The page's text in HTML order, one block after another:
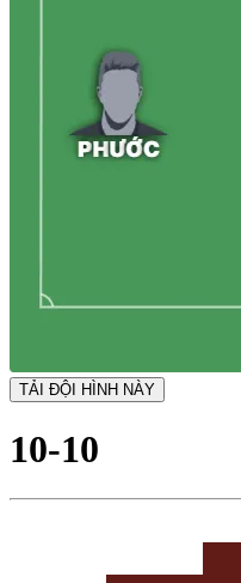
TẢI ĐỘI HÌNH NÀY
10-10